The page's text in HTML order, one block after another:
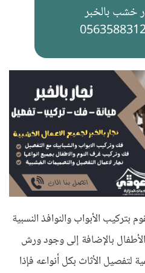
خشب بالخبر
بتركيب الأبواب والنوافذ النسبية
بالإضافة إلى وجود ورش
لتفصيل الأثاث بكل أنواعه فإذا